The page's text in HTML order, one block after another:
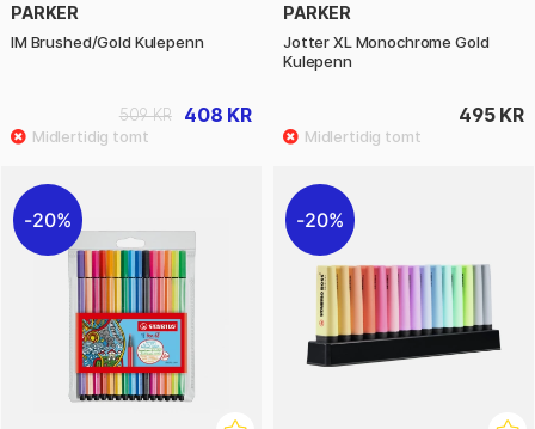
PARKER
IM Brushed/Gold Kulepenn
408 KR
509 KR
PARKER
Jotter XL Monochrome Gold
Kulepenn
495 KR
20% 20%